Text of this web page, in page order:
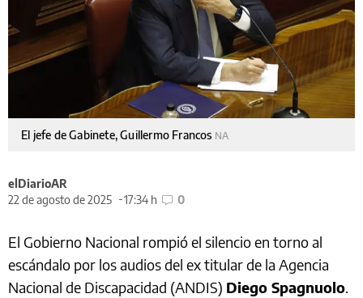
El jefe de Gabinete, Guillermo Francos NA
elDiarioAR
22 de agosto de 2025
17:34 h 0
El Gobierno Nacional rompió el silencio en torno al
escándalo por los audios del ex titular de la Agencia
Nacional de Discapacidad (ANDIS) Diego Spagnuolo.